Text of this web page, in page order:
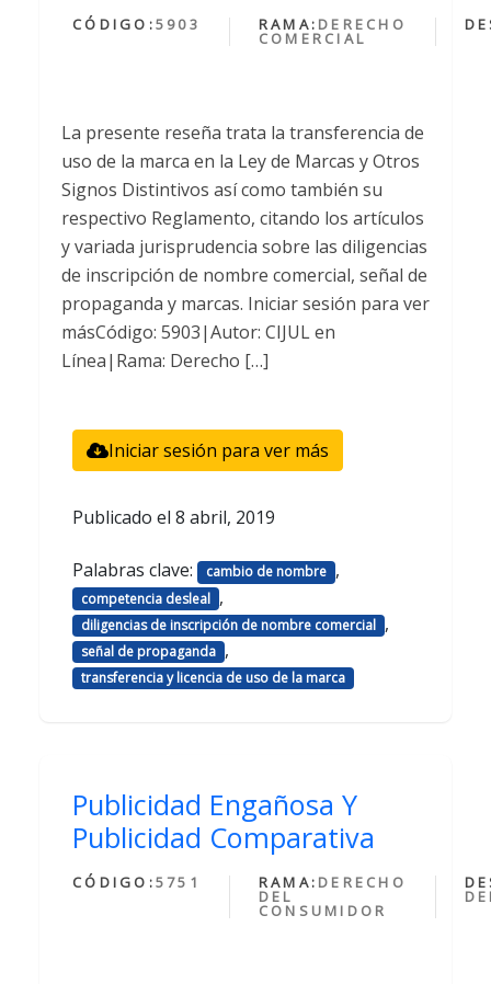
CÓDIGO:5903 RAMA: DERECHO
COMERCIAL
La presente reseña trata la transferencia de
uso de la marca en la Ley de Marcas y Otros
Signos Distintivos así como también su
respectivo Reglamento, citando los artículos
y variada jurisprudencia sobre las diligencias
de inscripción de nombre comercial, señal de
propaganda y marcas. Iniciar sesión para ver
másCódigo: 5903|Autor: CIJUL en
Línea|Rama: Derecho […]
Iniciar sesión para ver más
Publicado el 8 abril, 2019
Palabras clave: cambio de nombre ,
competencia desleal ,
diligencias de inscripción de nombre comercial ,
señal de propaganda ,
transferencia y licencia de uso de la marca
Publicidad Engañosa Y
Publicidad Comparativa
CÓDIGO:5751 RAMA: DERECHO
DEL
CONSUMIDOR